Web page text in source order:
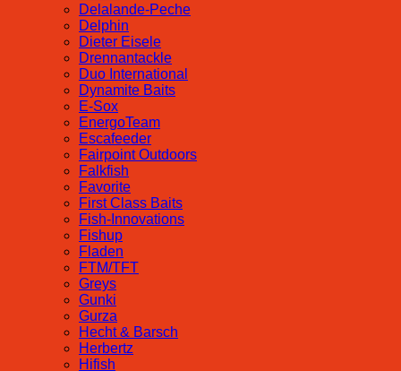
Delalande-Peche
Delphin
Dieter Eisele
Drennantackle
Duo International
Dynamite Baits
E-Sox
EnergoTeam
Escafeeder
Fairpoint Outdoors
Falkfish
Favorite
First Class Baits
Fish-Innovations
Fishup
Fladen
FTM/TFT
Greys
Gunki
Gurza
Hecht & Barsch
Herbertz
Hifish